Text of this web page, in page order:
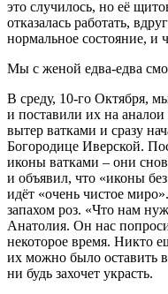
это случилось, но её
отказалась работать,
нормальное состояние, и
Мы с женой едва-едва
В среду, 10-го Октября,
и поставили их на
вытер ватками и сразу
Богородице Иверской.
иконы ватками – они
и объявил, что «иконы
идёт «очень чистое
запахом роз. «Что нам
Анатолия. Он нас
некоторое время. Никто
их можно было оставить
ни будь захочет украсть.